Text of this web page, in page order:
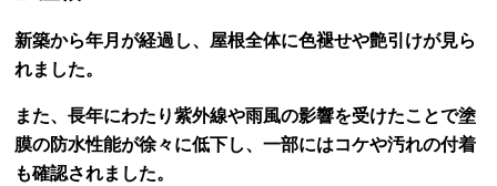
新築から年月が経過し、屋根全体に色褪せや艶引けが見ら
れました。
また、長年にわたり紫外線や雨風の影響を受けたことで塗
膜の防水性能が徐々に低下し、一部にはコケや汚れの付着
も確認されました。